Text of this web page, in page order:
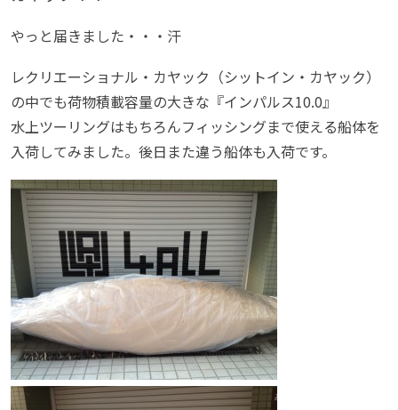
やっと届きました・・・汗
レクリエーショナル・カヤック（シットイン・カヤック）
の中でも荷物積載容量の大きな『インパルス10.0』
水上ツーリングはもちろんフィッシングまで使える船体を
入荷してみました。後日また違う船体も入荷です。